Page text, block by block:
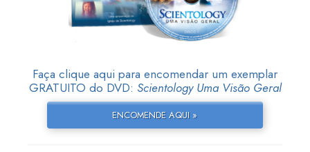
Faça clique aqui para encomendar um exemplar
GRATUITO do DVD: Scientology Uma Visão Geral
ENCOMENDE AQUI »